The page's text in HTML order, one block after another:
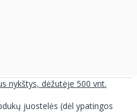
nykštys, dėžutėje 500 vnt.
juostelės (dėl ypatingos